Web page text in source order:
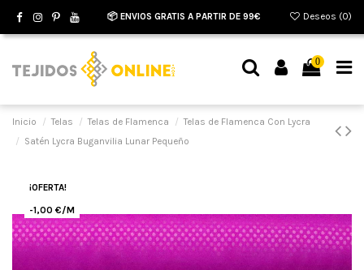
📦 ENVIOS GRATIS A PARTIR DE 99€ Deseos (0)
0
Inicio Telas Telas de Flamenca
Telas de Flamenca Con Lycra
Satén Lycra Buganvilia Lunar Pequeño
¡OFERTA!
-1,00 €/M